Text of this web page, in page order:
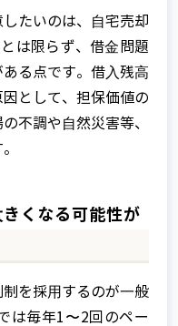
たいのは、⾃宅売却
は限らず、借⾦問題
る点です。借⼊残⾼
として、担保価値の
不調や⾃然災害等、
くなる可能性が
を採⽤するのが⼀般
は毎年1〜2回のペー